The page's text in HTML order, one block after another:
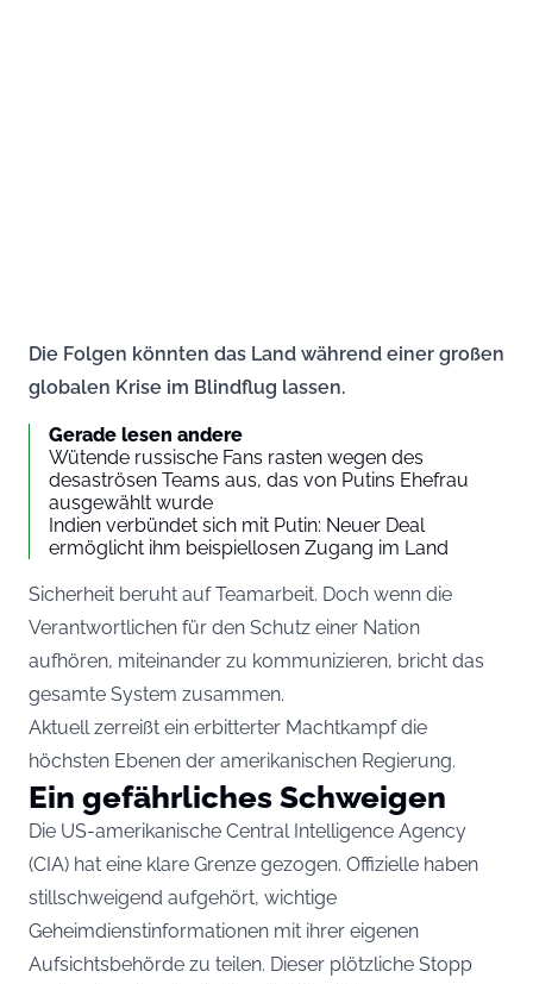
Die Folgen könnten das Land während einer großen
globalen Krise im Blindflug lassen.
Gerade lesen andere
Wütende russische Fans rasten wegen des
desaströsen Teams aus, das von Putins Ehefrau
ausgewählt wurde
Indien verbündet sich mit Putin: Neuer Deal
ermöglicht ihm beispiellosen Zugang im Land
Sicherheit beruht auf Teamarbeit. Doch wenn die
Verantwortlichen für den Schutz einer Nation
aufhören, miteinander zu kommunizieren, bricht das
gesamte System zusammen.
Aktuell zerreißt ein erbitterter Machtkampf die
höchsten Ebenen der amerikanischen Regierung.
Ein gefährliches Schweigen
Die US-amerikanische Central Intelligence Agency
(CIA) hat eine klare Grenze gezogen. Offizielle haben
stillschweigend aufgehört, wichtige
Geheimdienstinformationen mit ihrer eigenen
Aufsichtsbehörde zu teilen. Dieser plötzliche Stopp